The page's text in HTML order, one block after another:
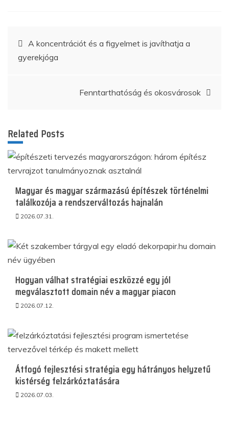
Bejegyzés
navigáció
A koncentrációt és a figyelmet is javíthatja a
gyerekjóga
Fenntarthatóság és okosvárosok
Related Posts
Magyar és magyar származású építészek történelmi
találkozója a rendszerváltozás hajnalán
2026.07.31.
Hogyan válhat stratégiai eszközzé egy jól
megválasztott domain név a magyar piacon
2026.07.12.
Átfogó fejlesztési stratégia egy hátrányos helyzetű
kistérség felzárkóztatására
2026.07.03.